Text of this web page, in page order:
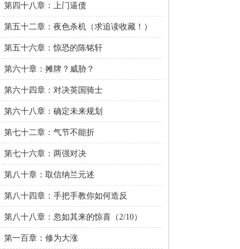
藏！）
第四十八章：上门逼债
第五十二章：夜色杀机（求追读收藏！）
第五十六章：惊恐的陈铭轩
第六十章：摊牌？威胁？
第六十四章：对决英国骑士
第六十八章：确定未来规划
第七十二章：气节不能折
第七十六章：两强对决
第八十章：取信纳兰元述
第八十四章：手把手教你如何造反
第八十八章：忽如其来的惊喜（2/10）
第一百章：修为大涨